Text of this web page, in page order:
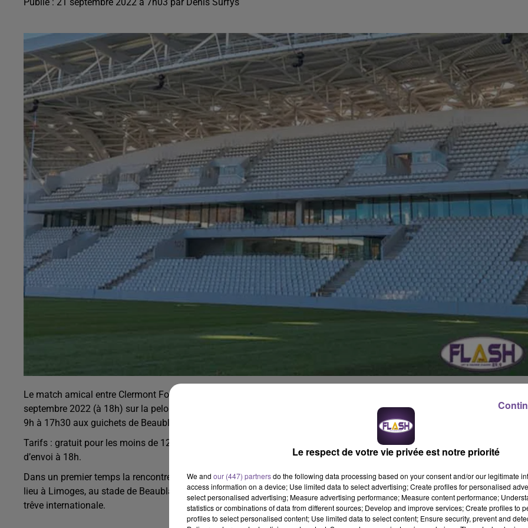
Le match amical entre Clermont Foot 63 (ligue 1) et les Girondins de Bordeaux (ligue 2) se jouera finalement ce jeudi 22
septembre 2022 (à 18h) sur la pelouse du stade de Beaublanc de Limoges. Les billets seront en vente jeudi 22 septembre
9h à 17h30 aux guichets de Beaublanc.
Tarifs : gratuit pour les moins de 12 ans / 12 ans et + : 12€. Placement libre. Ouverture des portes à 17h pour un coup
d’envoi à 18h.
Dans un premier temps la rencontre avait été annoncée à Brive, mais le terrain a été jugé « trop sec ». Le match aura donc
lieu à Limoges, au stade de Beaublanc, jeudi à 18h. Une bonne occasion pour les joueurs de garder le rythme pendant la
trêve internationale.
Le respect de votre vie privée est notre priorité
We and our (447) partnersdo the following data processing based on your consent and/or our legitimate
access information on a device; Use limited data to select advertising; Create profiles for personalised
select personalised advertising; Measure advertising performance; Measure content performance;
statistics or combinations of data from different sources; Develop and improve services; Create profiles to
profiles to select personalised content; Use limited data to select content; Ensure security, prevent and